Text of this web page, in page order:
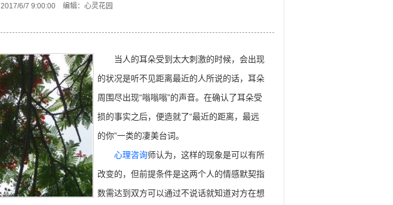
2017/6/7 9:00:00 编辑：心灵花园
当人的耳朵受到太大刺激的时候，会出现
的状况是听不见距离最近的人所说的话，耳朵
周围尽出现“嗡嗡嗡”的声音。在确认了耳朵受
损的事实之后，便造就了“最近的距离，最远
的你”一类的凄美台词。
心理咨询师认为，这样的现象是可以有所
改变的，但前提条件是这两个人的情感默契指
数需达到双方可以通过不说话就知道对方在想